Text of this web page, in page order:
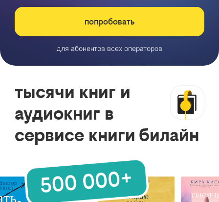
попробовать
для абонентов всех операторов
тысячи книг и
аудиокниг в
сервисе книги билайн